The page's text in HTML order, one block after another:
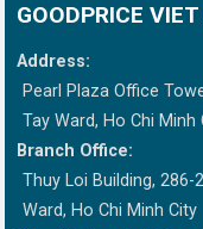
GOODPRICE
Address:
Pearl Plaza Office
Tay Ward, Ho Chi Minh
Branch Office:
Thuy Loi Building, 286-
Ward, Ho Chi Minh City